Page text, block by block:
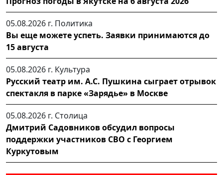
05.08.2026 г. Политика
Вы еще можете успеть. Заявки принимаются до
15 августа
05.08.2026 г. Культура
Русский театр им. А.С. Пушкина сыграет отрывок
спектакля в парке «Зарядье» в Москве
05.08.2026 г. Столица
Дмитрий Садовников обсудил вопросы
поддержки участников СВО с Георгием
Куркутовым